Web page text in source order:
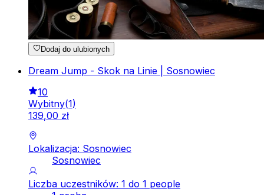
Dodaj do ulubionych
Dream Jump - Skok na Linie | Sosnowiec
10
Wybitny(1)
139,00 zł
Lokalizacja: Sosnowiec
Sosnowiec
Liczba uczestników: 1 do 1 people